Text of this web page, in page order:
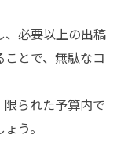
、必要以上の出稿
とで、無駄なコ
られた予算内で
う。